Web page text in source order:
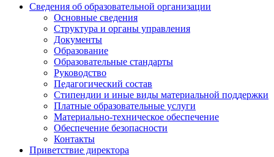
Сведения об образовательной организации
Основные сведения
Структура и органы управления
Документы
Образование
Образовательные стандарты
Руководство
Педагогический состав
Стипендии и иные виды материальной поддержки
Платные образовательные услуги
Материально-техническое обеспечение
Обеспечение безопасности
Контакты
Приветствие директора